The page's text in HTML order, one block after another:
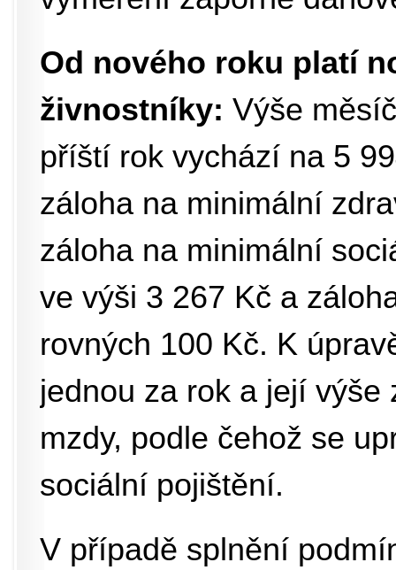
Od nového roku platí
živnostníky: Výše
příští rok vychází na 5
záloha na minimální
záloha na minimální
ve výši 3 267 Kč a
rovných 100 Kč. K
jednou za rok a její
mzdy, podle čehož se
sociální pojištění.
V případě splnění